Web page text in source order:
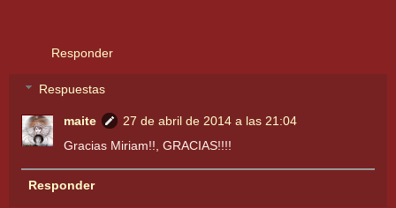
Responder
Respuestas
maite
27 de abril de 2014 a las 21:04
Gracias Miriam!!, GRACIAS!!!!
Responder